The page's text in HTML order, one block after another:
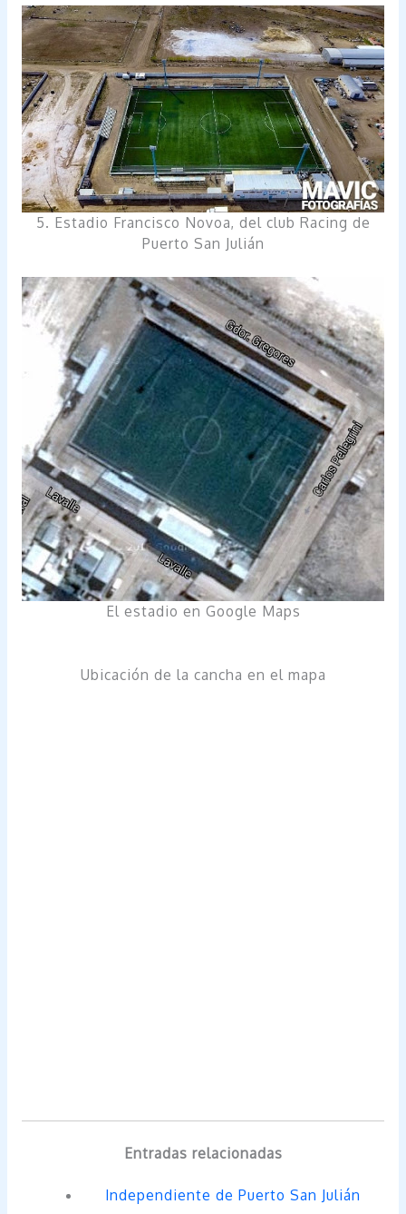
5. Estadio Francisco Novoa, del club Racing de
Puerto San Julián
El estadio en Google Maps
Ubicación de la cancha en el mapa
Entradas relacionadas
Independiente de Puerto San Julián